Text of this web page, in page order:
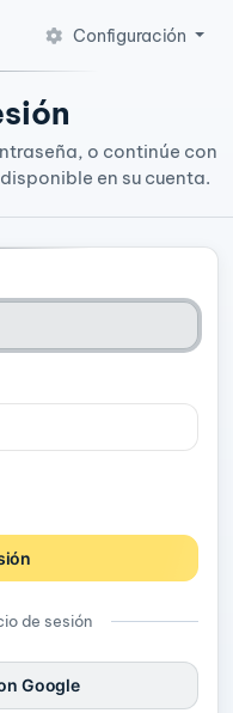
Configuración
o continúe con
en su cuenta.
de sesión
Google